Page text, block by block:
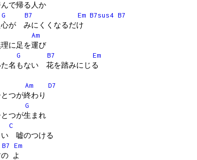
で帰る人か
G B7 Em B7sus4 B7
心が みにくくなるだけ
Am
に足を運び
G B7
Em
た名もない 花を踏みにじる
Am
D7
つが終わり
G
つが生まれ
C
い 嘘のつける
B7
Em
よ